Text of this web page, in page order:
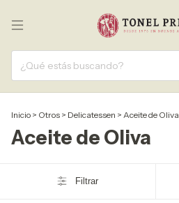
Inicio > Otros > Delicatessen > Aceite de Oliva
Aceite de Oliva
Filtrar